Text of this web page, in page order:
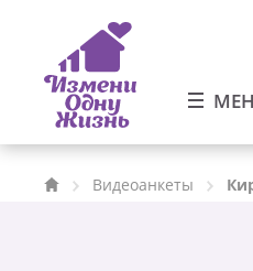
Видеоанкеты